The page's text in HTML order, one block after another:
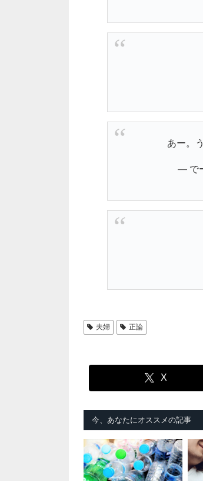
あー。
— で
夫婦 正論
X
今、あなたにオススメの記事